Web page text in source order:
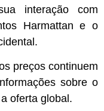
interação com
Harmattan e o
preços continuem
sobre o
oferta global.